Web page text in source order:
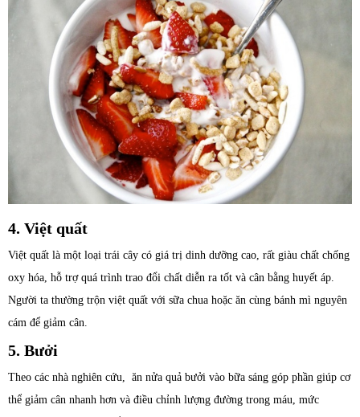
4. Việt quất
Việt quất là một loại trái cây có giá trị dinh dưỡng cao, rất giàu chất chống
oxy hóa, hỗ trợ quá trình trao đổi chất diễn ra tốt và cân bằng huyết áp.
Người ta thường trộn việt quất với sữa chua hoặc ăn cùng bánh mì nguyên
cám để giảm cân.
5. Bưởi
Theo các nhà nghiên cứu, ăn nửa quả bưởi vào bữa sáng góp phần giúp cơ
thể giảm cân nhanh hơn và điều chỉnh lượng đường trong máu, mức